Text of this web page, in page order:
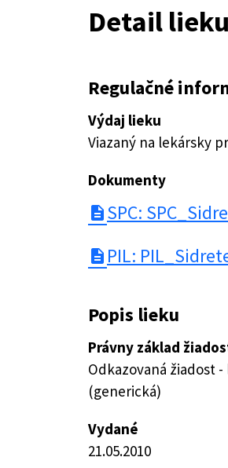
Detail lieku
Regulačné
Výdaj lieku
Viazaný na lekársky
Dokumenty
description SPC:
description PIL:
Popis lieku
Právny základ
Odkazovaná žiadost
(generická)
Vydané
21.05.2010